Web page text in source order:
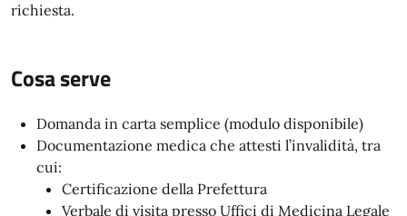
richiesta.
Cosa serve
Domanda in carta semplice (modulo disponibile)
Documentazione medica che attesti l’invalidità, tra
cui:
Certificazione della Prefettura
Verbale di visita presso Uffici di Medicina Legale